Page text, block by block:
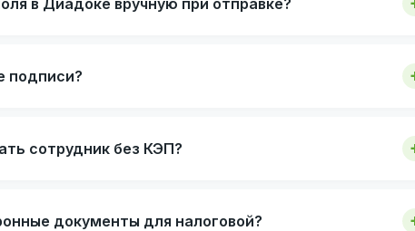
подписи?
сотрудник без КЭП?
документы для налоговой?